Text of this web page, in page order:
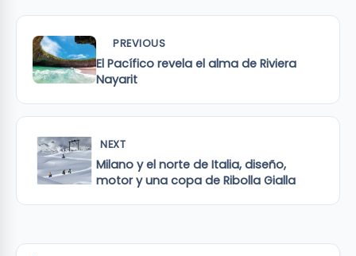
PREVIOUS
El Pacífico revela el alma de Riviera
Nayarit
NEXT
Milano y el norte de Italia, diseño,
motor y una copa de Ribolla Gialla